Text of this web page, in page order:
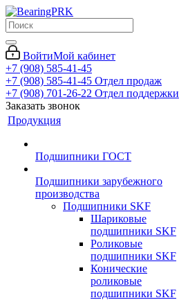
ВойтиМой кабинет
+7 (908) 585-41-45
+7 (908) 585-41-45 Отдел продаж
+7 (908) 701-26-22 Отдел поддержки
Заказать звонок
Продукция
Подшипники ГОСТ
Подшипники зарубежного
производства
Подшипники SKF
Шариковые
подшипники SKF
Роликовые
подшипники SKF
Конические
роликовые
подшипники SKF